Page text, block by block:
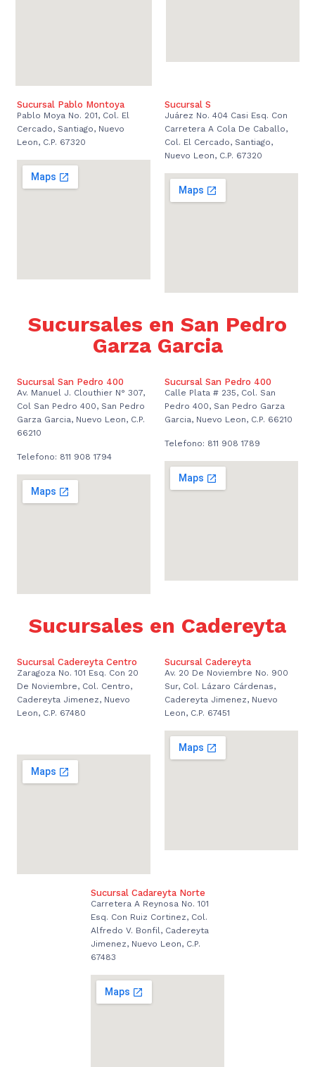
Sucursal Pablo Montoya
Pablo Moya No. 201, Col. El
Cercado, Santiago, Nuevo
Leon, C.P. 67320
Sucursal S
Juárez No. 404 Casi Esq. Con
Carretera A Cola De Caballo,
Col. El Cercado, Santiago,
Nuevo Leon, C.P. 67320
Sucursales en San Pedro
Garza Garcia
Sucursal San Pedro 400
Av. Manuel J. Clouthier N° 307,
Col San Pedro 400, San Pedro
Garza Garcia, Nuevo Leon, C.P.
66210
Telefono: 811 908 1794
Sucursal San Pedro 400
Calle Plata # 235, Col. San
Pedro 400, San Pedro Garza
Garcia, Nuevo Leon, C.P. 66210
Telefono: 811 908 1789
Sucursales en Cadereyta
Sucursal Cadereyta Centro
Zaragoza No. 101 Esq. Con 20
De Noviembre, Col. Centro,
Cadereyta Jimenez, Nuevo
Leon, C.P. 67480
Sucursal Cadereyta
Av. 20 De Noviembre No. 900
Sur, Col. Lázaro Cárdenas,
Cadereyta Jimenez, Nuevo
Leon, C.P. 67451
Sucursal Cadareyta Norte
Carretera A Reynosa No. 101
Esq. Con Ruiz Cortinez, Col.
Alfredo V. Bonfil, Cadereyta
Jimenez, Nuevo Leon, C.P.
67483